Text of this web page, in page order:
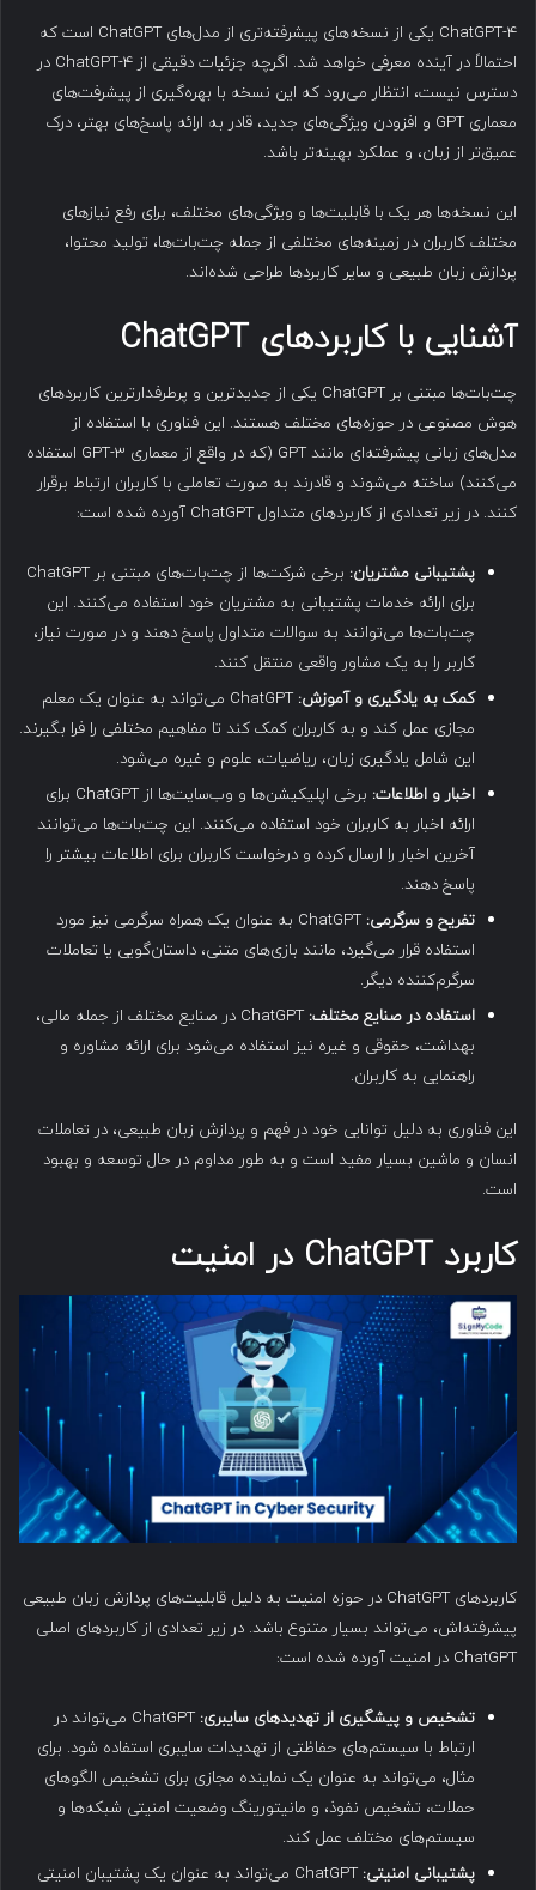
ChatGPT-4 یکی از نسخه‌های پیشرفته‌تری از مدل‌های ChatGPT است که
احتمالاً در آینده معرفی خواهد شد. اگرچه جزئیات دقیقی از ChatGPT-4 در
دسترس نیست، انتظار می‌رود که این نسخه با بهره‌گیری از پیشرفت‌های
معماری GPT و افزودن ویژگی‌های جدید، قادر به ارائه پاسخ‌های بهتر، درک
عمیق‌تر از زبان، و عملکرد بهینه‌تر باشد.
این نسخه‌ها هر یک با قابلیت‌ها و ویژگی‌های مختلف، برای رفع نیازهای
مختلف کاربران در زمینه‌های مختلفی از جمله چت‌بات‌ها، تولید محتوا،
پردازش زبان طبیعی و سایر کاربردها طراحی شده‌اند.
آشنایی با کاربردهایChatGPT
چت‌بات‌ها مبتنی بر ChatGPT یکی از جدیدترین و پرطرفدارترین کاربردهای
هوش مصنوعی در حوزه‌های مختلف هستند. این فناوری با استفاده از
مدل‌های زبانی پیشرفته‌ای مانند GPT (که در واقع از معماری GPT-3 استفاده
می‌کنند) ساخته می‌شوند و قادرند به صورت تعاملی با کاربران ارتباط برقرار
کنند. در زیر تعدادی از کاربردهای متداول ChatGPT آورده شده است:
پشتیبانی مشتریان:
برخی شرکت‌ها از چت‌بات‌های مبتنی بر ChatGPT
برای ارائه خدمات پشتیبانی به مشتریان خود استفاده می‌کنند. این
چت‌بات‌ها می‌توانند به سوالات متداول پاسخ دهند و در صورت نیاز،
کاربر را به یک مشاور واقعی منتقل کنند.
کمک به یادگیری و آموزش:
ChatGPT می‌تواند به عنوان یک معلم
مجازی عمل کند و به کاربران کمک کند تا مفاهیم مختلفی را فرا بگیرند.
این شامل یادگیری زبان، ریاضیات، علوم و غیره می‌شود.
اخبار و اطلاعات:
برخی اپلیکیشن‌ها و وب‌سایت‌ها از ChatGPT برای
ارائه اخبار به کاربران خود استفاده می‌کنند. این چت‌بات‌ها می‌توانند
آخرین اخبار را ارسال کرده و درخواست کاربران برای اطلاعات بیشتر را
پاسخ دهند.
تفریح و سرگرمی:
ChatGPT به عنوان یک همراه سرگرمی نیز مورد
استفاده قرار می‌گیرد، مانند بازی‌های متنی، داستان‌گویی یا تعاملات
سرگرم‌کننده دیگر.
استفاده در صنایع مختلف:
ChatGPT در صنایع مختلف از جمله مالی،
بهداشت، حقوقی و غیره نیز استفاده می‌شود برای ارائه مشاوره و
راهنمایی به کاربران.
این فناوری به دلیل توانایی خود در فهم و پردازش زبان طبیعی، در تعاملات
انسان و ماشین بسیار مفید است و به طور مداوم در حال توسعه و بهبود
است.
کاربردChatGPT در امنیت
کاربردهای ChatGPT در حوزه امنیت به دلیل قابلیت‌های پردازش زبان طبیعی
پیشرفته‌اش، می‌تواند بسیار متنوع باشد. در زیر تعدادی از کاربردهای اصلی
ChatGPT در امنیت آورده شده است:
تشخیص و پیشگیری از تهدیدهای سایبری:
ChatGPT می‌تواند در
ارتباط با سیستم‌های حفاظتی از تهدیدات سایبری استفاده شود. برای
مثال، می‌تواند به عنوان یک نماینده مجازی برای تشخیص الگوهای
حملات، تشخیص نفوذ، و مانیتورینگ وضعیت امنیتی شبکه‌ها و
سیستم‌های مختلف عمل کند.
پشتیبانی امنیتی:
ChatGPT می‌تواند به عنوان یک پشتیبان امنیتی